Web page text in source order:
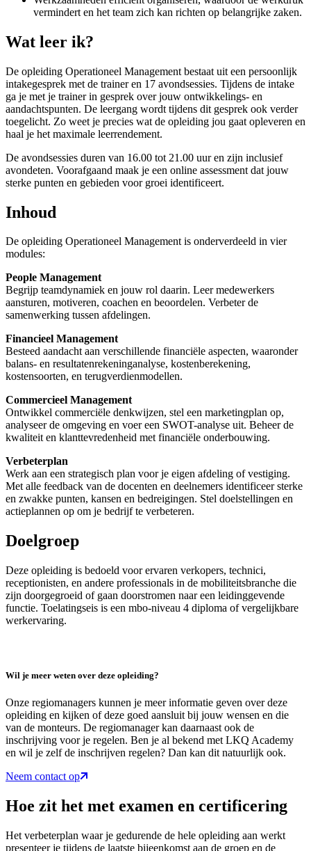
vermindert en het team zich kan richten op belangrijke zaken.
Wat leer ik?
De opleiding Operationeel Management bestaat uit een persoonlijk
intakegesprek met de trainer en 17 avondsessies. Tijdens de intake
ga je met je trainer in gesprek over jouw ontwikkelings- en
aandachtspunten. De leergang wordt tijdens dit gesprek ook verder
toegelicht. Zo weet je precies wat de opleiding jou gaat opleveren en
haal je het maximale leerrendement.
De avondsessies duren van 16.00 tot 21.00 uur en zijn inclusief
avondeten. Voorafgaand maak je een online assessment dat jouw
sterke punten en gebieden voor groei identificeert.
Inhoud
De opleiding Operationeel Management is onderverdeeld in vier
modules:
People Management
Begrijp teamdynamiek en jouw rol daarin. Leer medewerkers
aansturen, motiveren, coachen en beoordelen. Verbeter de
samenwerking tussen afdelingen.
Financieel Management
Besteed aandacht aan verschillende financiële aspecten, waaronder
balans- en resultatenrekeninganalyse, kostenberekening,
kostensoorten, en terugverdienmodellen.
Commercieel Management
Ontwikkel commerciële denkwijzen, stel een marketingplan op,
analyseer de omgeving en voer een SWOT-analyse uit. Beheer de
kwaliteit en klanttevredenheid met financiële onderbouwing.
Verbeterplan
Werk aan een strategisch plan voor je eigen afdeling of vestiging.
Met alle feedback van de docenten en deelnemers identificeer sterke
en zwakke punten, kansen en bedreigingen. Stel doelstellingen en
actieplannen op om je bedrijf te verbeteren.
Doelgroep
Deze opleiding is bedoeld voor ervaren verkopers, technici,
receptionisten, en andere professionals in de mobiliteitsbranche die
zijn doorgegroeid of gaan doorstromen naar een leidinggevende
functie. Toelatingseis is een mbo-niveau 4 diploma of vergelijkbare
werkervaring.
Wil je meer weten over deze opleiding?
Onze regiomanagers kunnen je meer informatie geven over deze
opleiding en kijken of deze goed aansluit bij jouw wensen en die
van de monteurs. De regiomanager kan daarnaast ook de
inschrijving voor je regelen. Ben je al bekend met LKQ Academy
en wil je zelf de inschrijven regelen? Dan kan dit natuurlijk ook.
Neem contact op
Hoe zit het met examen en certificering
Het verbeterplan waar je gedurende de hele opleiding aan werkt
presenteer je tijdens de laatste bijeenkomst aan de groep en de